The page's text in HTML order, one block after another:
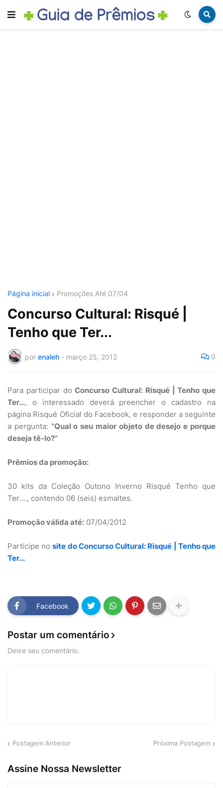
Página inicial Promoções Até 07/04
Concurso Cultural: Risqué |
Tenho que Ter...
por enaleh - março 25, 2012 0
Para participar doConcurso Cultural: Risqué | Tenho que
Ter..., o interessado deverá preencher o cadastro na
página Risqué Oficial do Facebook, e responder a seguinte
a pergunta: “Qual o seu maior objeto de desejo e porque
deseja tê-lo?”
Prêmios da promoção:
30 kits da Coleção Outono Inverno Risqué Tenho que
Ter...., contendo 06 (seis) esmaltes.
Promoção válida até: 07/04/2012
Participe nosite do Concurso Cultural: Risqué | Tenho que
Ter...
Facebook
Postar um comentário
Deixe seu comentário.
Postagem Anterior Próxima Postagem
Assine Nossa Newsletter